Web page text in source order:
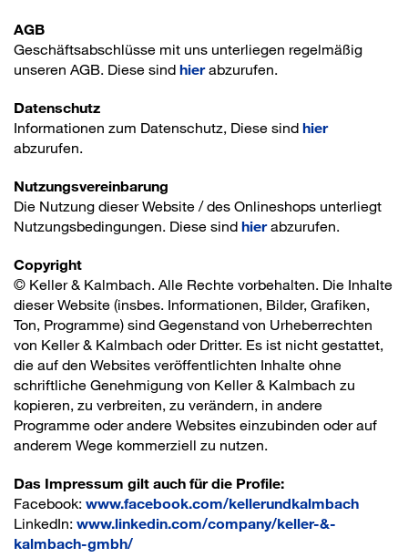
AGB
Geschäftsabschlüsse mit uns unterliegen regelmäßig
unseren AGB. Diese sind hierabzurufen.
Datenschutz
Informationen zum Datenschutz, Diese sind hier
abzurufen.
Nutzungsvereinbarung
Die Nutzung dieser Website / des Onlineshops unterliegt
Nutzungsbedingungen. Diese sind hierabzurufen.
Copyright
© Keller & Kalmbach. Alle Rechte vorbehalten. Die Inhalte
dieser Website (insbes. Informationen, Bilder, Grafiken,
Ton, Programme) sind Gegenstand von Urheberrechten
von Keller & Kalmbach oder Dritter. Es ist nicht gestattet,
die auf den Websites veröffentlichten Inhalte ohne
schriftliche Genehmigung von Keller & Kalmbach zu
kopieren, zu verbreiten, zu verändern, in andere
Programme oder andere Websites einzubinden oder auf
anderem Wege kommerziell zu nutzen.
Das Impressum gilt auch für die Profile:
Facebook: www.facebook.com/kellerundkalmbach
LinkedIn: www.linkedin.com/company/keller-&-
kalmbach-gmbh/